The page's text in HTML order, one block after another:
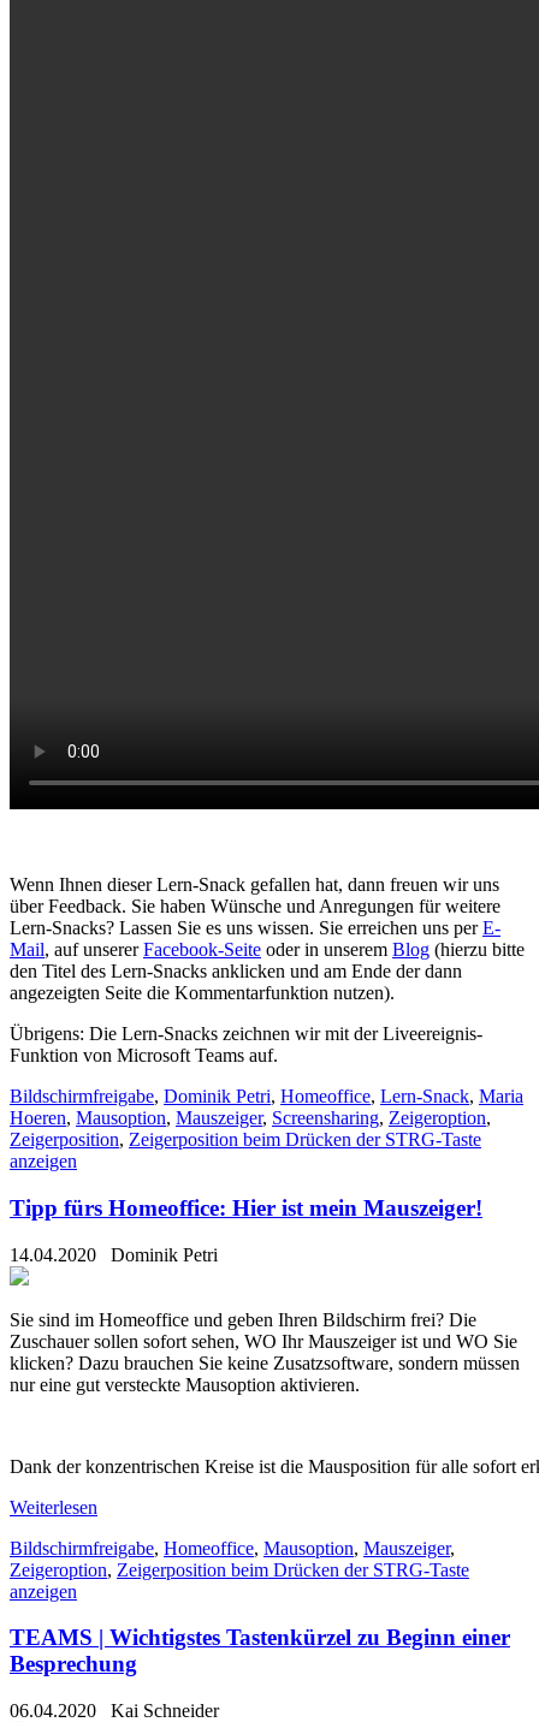
Wenn Ihnen dieser Lern-Snack gefallen hat, dann freuen wir uns
über Feedback. Sie haben Wünsche und Anregungen für weitere
Lern-Snacks? Lassen Sie es uns wissen. Sie erreichen uns perE-
Mail, auf unsererFacebook-Seite oder in unserem Blog (hierzu bitte
den Titel des Lern-Snacks anklicken und am Ende der dann
angezeigten Seite die Kommentarfunktion nutzen).
Übrigens: Die Lern-Snacks zeichnen wir mit der Liveereignis-
Funktion von Microsoft Teams auf.
Bildschirmfreigabe, Dominik Petri, Homeoffice, Lern-Snack, Maria
Hoeren, Mausoption, Mauszeiger, Screensharing, Zeigeroption,
Zeigerposition, Zeigerposition beim Drücken der STRG-Taste
anzeigen
Tipp fürs Homeoffice: Hier ist mein Mauszeiger!
14.04.2020 Dominik Petri
Sie sind im Homeoffice und geben Ihren Bildschirm frei? Die
Zuschauer sollen sofort sehen, WO Ihr Mauszeiger ist und WO Sie
klicken? Dazu brauchen Sie keine Zusatzsoftware, sondern müssen
nur eine gut versteckte Mausoption aktivieren.
Dank der konzentrischen Kreise ist die Mausposition für alle sofort
Weiterlesen
Bildschirmfreigabe, Homeoffice, Mausoption, Mauszeiger,
Zeigeroption, Zeigerposition beim Drücken der STRG-Taste
anzeigen
TEAMS | Wichtigstes Tastenkürzel zu Beginn einer
Besprechung
06.04.2020 Kai Schneider